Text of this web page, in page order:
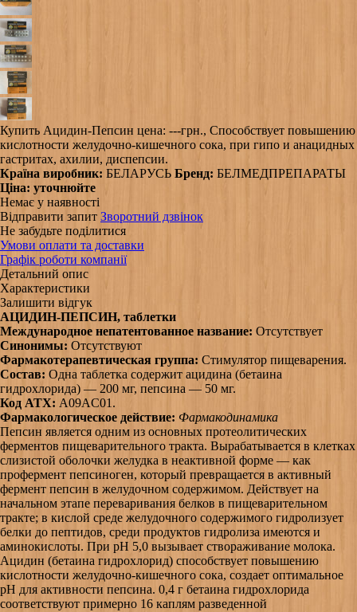
Купить Ацидин-Пепсин цена: ---грн., Способствует повышению
кислотности желудочно-кишечного сока, при гипо и анацидных
гастритах, ахилии, диспепсии.
Країна виробник: БЕЛАРУСЬ Бренд: БЕЛМЕДПРЕПАРАТЫ
Ціна: уточнюйте
Немає у наявності
Відправити запит Зворотний дзвінок
Не забудьте поділитися
Умови оплати та доставки
Графік роботи компанії
Детальний опис
Характеристики
Залишити відгук
АЦИДИН-ПЕПСИН, таблетки
Международное непатентованное название: Отсутствует
Синонимы: Отсутствуют
Фармакотерапевтическая группа: Стимулятор пищеварения.
Состав: Одна таблетка содержит ацидина (бетаина
гидрохлорида) — 200 мг, пепсина — 50 мг.
Код АТХ: A09AC01.
Фармакологическое действие: Фармакодинамика
Пепсин является одним из основных протеолитических
ферментов пищеварительного тракта. Вырабатывается в клетках
слизистой оболочки желудка в неактивной форме — как
профермент пепсиноген, который превращается в активный
фермент пепсин в желудочном содержимом. Действует на
начальном этапе переваривания белков в пищеварительном
тракте; в кислой среде желудочного содержимого гидролизует
белки до пептидов, среди продуктов гидролиза имеются и
аминокислоты. При рН 5,0 вызывает створаживание молока.
Ацидин (бетаина гидрохлорид) способствует повышению
кислотности желудочно-кишечного сока, создает оптимальное
рН для активности пепсина. 0,4 г бетаина гидрохлорида
соответствуют примерно 16 каплям разведенной